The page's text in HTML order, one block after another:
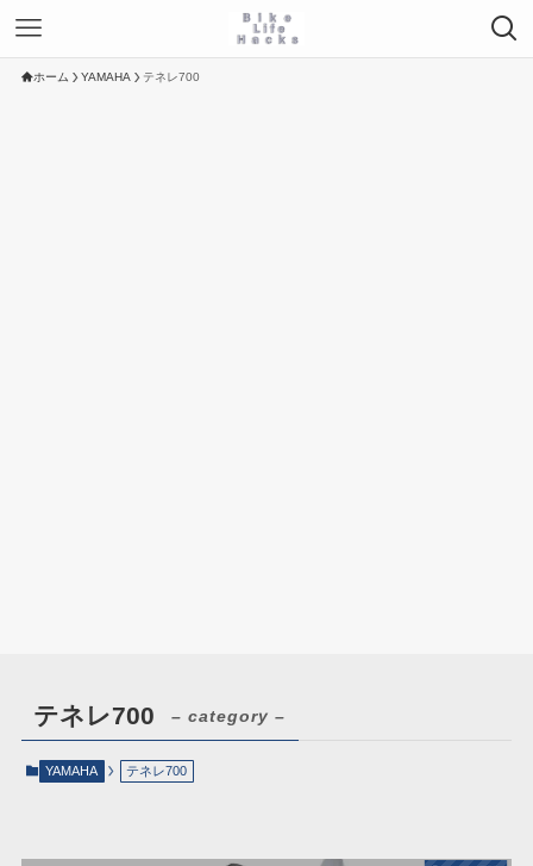
ホーム YAMAHA テネレ700
テネレ700 – category –
YAMAHA テネレ700